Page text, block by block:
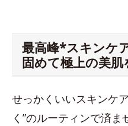
最高峰*スキンケ
固めて極上の美肌
せっかくいいスキンケ
く”のルーティンで済ま